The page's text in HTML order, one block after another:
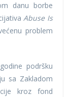
danu borbe
Abuse Is
problem
podršku
sa Zakladom
kroz fond